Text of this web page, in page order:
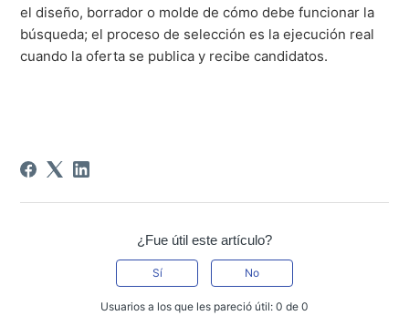
el diseño, borrador o molde de cómo debe funcionar la
búsqueda; el proceso de selección es la ejecución real
cuando la oferta se publica y recibe candidatos.
¿Fue útil este artículo?
Sí No
Usuarios a los que les pareció útil: 0 de 0